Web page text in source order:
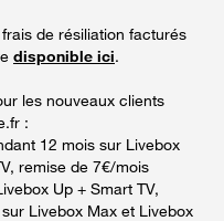
de résiliation facturés
disponible ici.
les nouveaux clients
:
12 mois sur Livebox
remise de 7€/mois
Up + Smart TV,
Livebox Max et Livebox